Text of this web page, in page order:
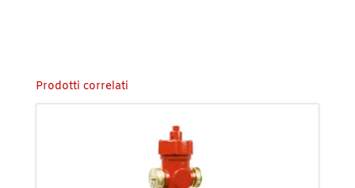
Prodotti correlati